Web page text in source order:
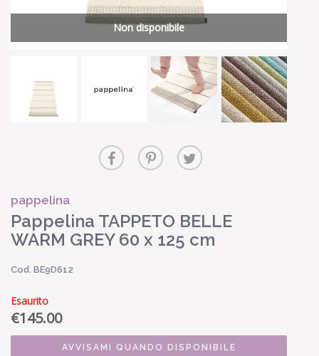
Non disponibile
pappelina
Pappelina TAPPETO BELLE
WARM GREY 60 x 125 cm
Cod. BE9D612
Esaurito
€145.00
AVVISAMI QUANDO DISPONIBILE